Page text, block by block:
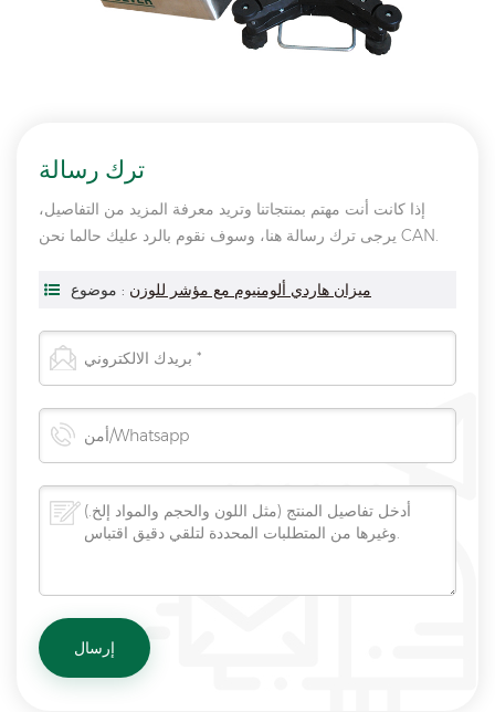
ترك رسالة
إذا كانت أنت مهتم بمنتجاتنا وتريد معرفة المزيد من التفاصيل،
يرجى ترك رسالة هنا، وسوف نقوم بالرد عليك حالما نحن CAN.
موضوع : ميزان هاردي ألومنيوم مع مؤشر للوزن